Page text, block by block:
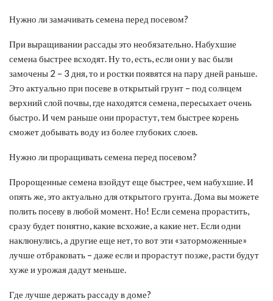
Нужно ли замачивать семена перед посевом?
При выращивании рассады это необязательно. Набухшие
семена быстрее всходят. Ну то, есть, если они у вас были
замочены 2 – 3 дня, то и ростки появятся на пару дней раньше.
Это актуально при посеве в открытый грунт – под солнцем
верхний слой почвы, где находятся семена, пересыхает очень
быстро. И чем раньше они прорастут, тем быстрее корень
сможет добывать воду из более глубоких слоев.
Нужно ли проращивать семена перед посевом?
Пророщенные семена взойдут еще быстрее, чем набухшие. И
опять же, это актуально для открытого грунта. Дома вы можете
полить посеву в любой момент. Но! Если семена прорастить,
сразу будет понятно, какие всхожие, а какие нет. Если одни
наклюнулись, а другие еще нет, то вот эти «заторможенные»
лучше отбраковать – даже если и прорастут позже, расти будут
хуже и урожая дадут меньше.
Где лучше держать рассаду в доме?